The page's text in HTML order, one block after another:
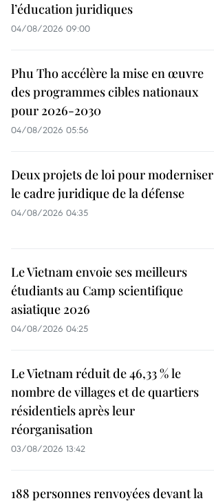
l’éducation juridiques
04/08/2026 09:00
Phu Tho accélère la mise en œuvre
des programmes cibles nationaux
pour 2026-2030
04/08/2026 05:56
Deux projets de loi pour moderniser
le cadre juridique de la défense
04/08/2026 04:35
Le Vietnam envoie ses meilleurs
étudiants au Camp scientifique
asiatique 2026
04/08/2026 04:25
Le Vietnam réduit de 46,33 % le
nombre de villages et de quartiers
résidentiels après leur
réorganisation
03/08/2026 13:42
188 personnes renvoyées devant la